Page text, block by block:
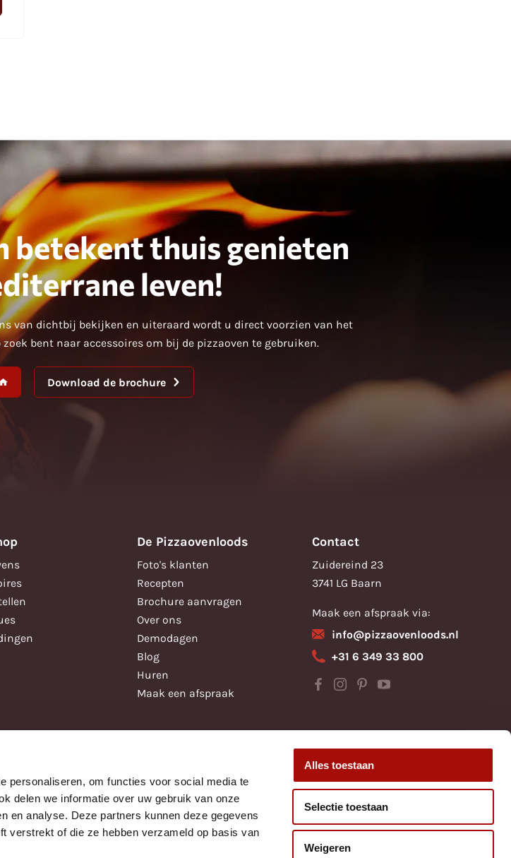
personaliseren, om functies voor social media te
delen we informatie over uw gebruik van onze
en analyse. Deze partners kunnen deze gegevens
verstrekt of die ze hebben verzameld op basis van
Alles toestaan
Selectie toestaan
Weigeren
betekent thuis genieten
leven!
van dichtbij bekijken en uiteraard wordt u direct voorzien van het
bent naar accessoires om bij de pizzaoven te gebruiken.
Download de brochure
De Pizzaovenloods
Foto's klanten
Recepten
Brochure aanvragen
Over ons
Demodagen
Blog
Huren
Maak een afspraak
Contact
Zuidereind 23
3741 LG Baarn
Maak een afspraak via:
info@pizzaovenloods.nl
+31 6 349 33 800